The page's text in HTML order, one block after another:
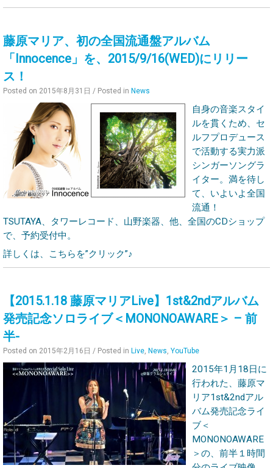
藤原マリア、初の全国流通盤アルバム
「Innocence」を、2015/9/16(WED)にリリー
ス！
Posted on 2015年8月31日 / Posted in News
自身の音楽スタイ
ルを貫くため、セ
ルフプロデュース
で活動する実力派
シンガーソングラ
イター。満を待し
て、いよいよ全国
流通！
TSUTAYA、タワーレコード、山野楽器、他、全国のCDショップ
で、予約受付中。
詳しくは、こちらを”クリック”♪
【2015.1.18 藤原マリアLive】1st&2ndアルバム
発売記念ソロライブ＜MONONOAWARE＞ – 前
半-
Posted on 2015年2月16日 / Posted in Live, News, YouTube
2015年1月18日に
行われた、藤原マ
リア1st&2ndアル
バム発売記念ライ
ブ＜
MONONOAWARE
＞の、前半１時間